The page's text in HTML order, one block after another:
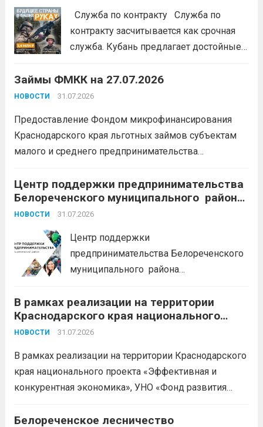
Служба по контракту Служба по
контракту засчитывается как срочная
служба. Кубань предлагает достойные
защиту Отечества:
единовременно;
каникулы;
сохранение места...Читать
дальше
Займы ФМКК на 27.07.2026
НОВОСТИ 31.07.2026
Предоставление Фондом микрофинансирования
Краснодарского края льготных займов субъектам
малого и среднего предпринимательства
5 млн. рублей Срок от 7 мес. до 36 мес. Процентная
ставка 0,1- 8,15 % годовых Возможно установление
льготного периода...
Центр поддержки предпринимательства
Белореченского муниципального района
Краснодарского края приглашает на
НОВОСТИ 31.07.2026
Центр поддержки
предпринимательства Белореченского
муниципального района
БЕСПЛАТНЫЕ КОНСУЛЬТАЦИИ
Бухгалтерский учет и заполнение
деклараций; Трудовое
планирование и правовое обеспечение;
Микрозаймы для предпринимателей по
низким ставкам; Единый налоговый
В рамках реализации на территории
Краснодарского края национального
проекта «Эффективная и конкурентная
НОВОСТИ 31.07.2026
В рамках реализации на территории Краснодарского
края национального проекта «Эффективная и
конкурентная экономика», УНО «Фонд развития
доступных мерах поддержки субъектов малого и
Белореченское лесничество